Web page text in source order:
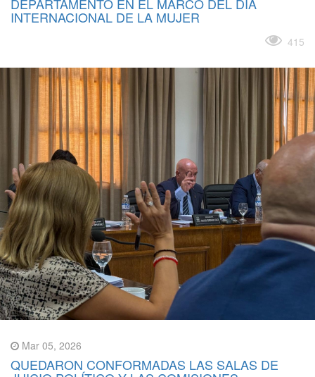
INTERNACIONAL DE LA MUJER
415
Mar 05, 2026
QUEDARON CONFORMADAS LAS SALAS DE